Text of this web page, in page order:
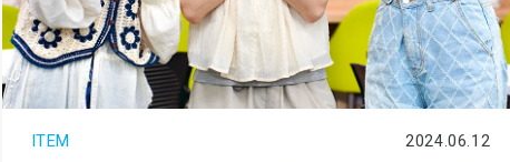
ITEM 2024.06.12